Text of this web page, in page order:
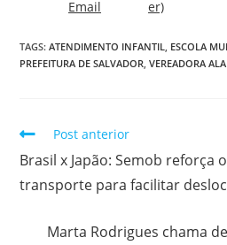
TAGS:ATENDIMENTO INFANTIL ESCOLA
PREFEITURA DE SALVADOR VEREADORA
Post anterior
Brasil x Japão: Semob reforça
transporte para facilitar
Marta Rodrigues chama